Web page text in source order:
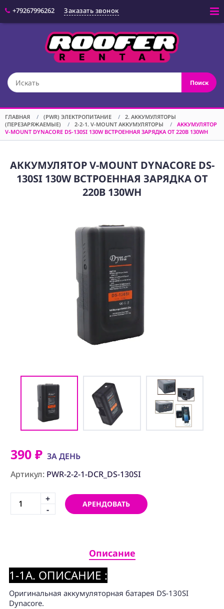
+79267996262 Заказать звонок
Поиск
(OPT) ОПТИКА
ОБОРУДОВАНИЕ
(LGT) СВЕТОВОЕ
ОБОРУДОВАНИЕ
СПЕЦЭФФЕКТЫ
(STD) СТОЙКИ
(FRN) МЕБЕЛЬ И
(CNS) РАСХОДНЫЕ
МАТЕРИАЛЫ
ПРОГРАММНОЕ
ОБЕСПЕЧЕНИЕ
Постпродакшн
О
нас
Контакты
ГЛАВНАЯ / (PWR) ЭЛЕКТРОПИТАНИЕ /
2. АККУМУЛЯТОРЫ
(ПЕРЕЗАРЯЖАЕМЫЕ)
/ 2-2-1. V-MOUNT АККУМУЛЯТОРЫ /
АККУМУЛЯТОР
V-MOUNT DYNACORE DS-130SI 130W ВСТРОЕННАЯ ЗАРЯДКА ОТ 220В 130WH
АККУМУЛЯТОР V-MOUNT DYNACORE DS-
130SI 130W ВСТРОЕННАЯ ЗАРЯДКА ОТ
220В 130WH
390 ₽ ЗА ДЕНЬ
Артикул: PWR-2-2-1-DCR_DS-130SI
+
-
АРЕНДОВАТЬ
Описание
1-1A. ОПИСАНИЕ :
Оригинальная аккумуляторная батарея DS-130SI
Dynacore.